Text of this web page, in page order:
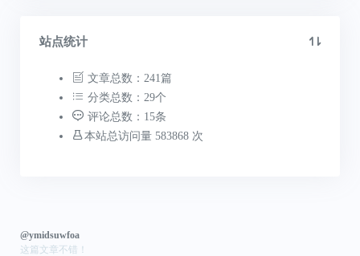
站点统计
文章总数：241篇
分类总数：29个
评论总数：15条
本站总访问量 583868 次
@ymidsuwfoa
这篇文章不错！